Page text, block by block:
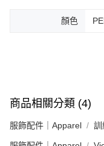
顏色
商品相關分類 (4)
服飾配件｜Apparel 訓